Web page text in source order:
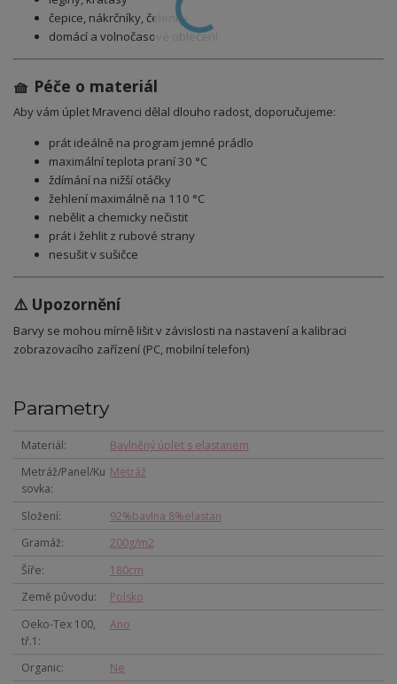
čepice, nákrčníky, čelenky
domácí a volnočasové oblečení
🧺 Péče o materiál
Aby vám úplet Mravenci dělal dlouho radost, doporučujeme:
prát ideálně na program jemné prádlo
maximální teplota praní 30 °C
ždímání na nižší otáčky
žehlení maximálně na 110 °C
nebělit a chemicky nečistit
prát i žehlit z rubové strany
nesušit v sušičce
⚠️ Upozornění
Barvy se mohou mírně lišit v závislosti na nastavení a kalibraci
zobrazovacího zařízení (PC, mobilní telefon)
Parametry
Materiál
Bavlněný úplet s elastanem
Metráž/Panel/Ku
sovka
Metráž
Složení
92%bavlna 8%elastan
Gramáž
200g/m2
Šíře
180cm
Země původu
Polsko
Oeko-Tex 100,
tř.1
Ano
Organic
Ne